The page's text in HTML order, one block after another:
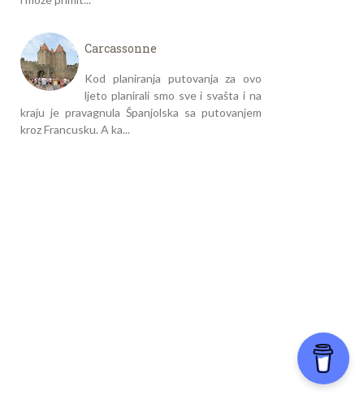
Carcassonne
Kod planiranja putovanja za ovo
ljeto planirali smo sve i svašta i na
kraju je pravagnula Španjolska sa putovanjem
kroz Francusku. A ka...